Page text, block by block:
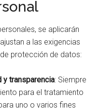
se aplicarán
a las exigencias
protección de datos:
y transparencia: Siempre
para el tratamiento
uno o varios fines